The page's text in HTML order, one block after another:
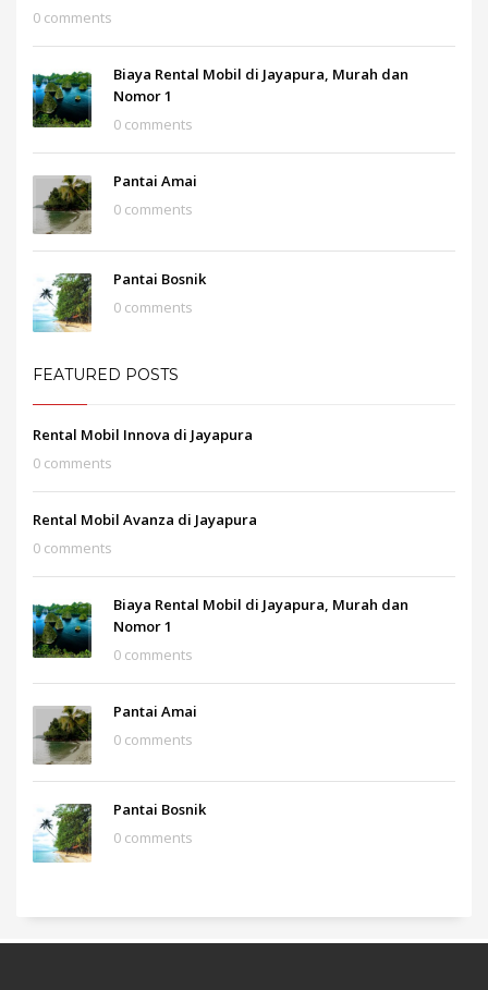
0 comments
Biaya Rental Mobil di Jayapura, Murah dan
Nomor 1
0 comments
Pantai Amai
0 comments
Pantai Bosnik
0 comments
FEATURED POSTS
Rental Mobil Innova di Jayapura
0 comments
Rental Mobil Avanza di Jayapura
0 comments
Biaya Rental Mobil di Jayapura, Murah dan
Nomor 1
0 comments
Pantai Amai
0 comments
Pantai Bosnik
0 comments